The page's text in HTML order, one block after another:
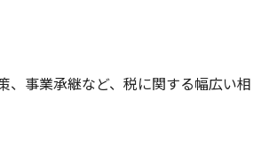
、事業承継など、税に関する幅広い相